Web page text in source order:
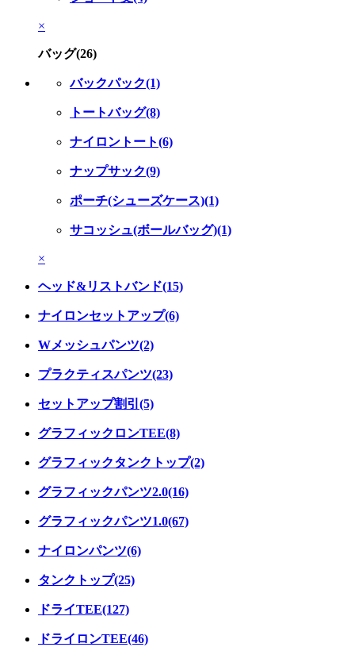
×
バッグ(26)
バックパック(1)
トートバッグ(8)
ナイロントート(6)
ナップサック(9)
ポーチ(シューズケース)(1)
サコッシュ(ボールバッグ)(1)
×
ヘッド&リストバンド(15)
ナイロンセットアップ(6)
Wメッシュパンツ(2)
プラクティスパンツ(23)
セットアップ割引(5)
グラフィックロンTEE(8)
グラフィックタンクトップ(2)
グラフィックパンツ2.0(16)
グラフィックパンツ1.0(67)
ナイロンパンツ(6)
タンクトップ(25)
ドライTEE(127)
ドライロンTEE(46)